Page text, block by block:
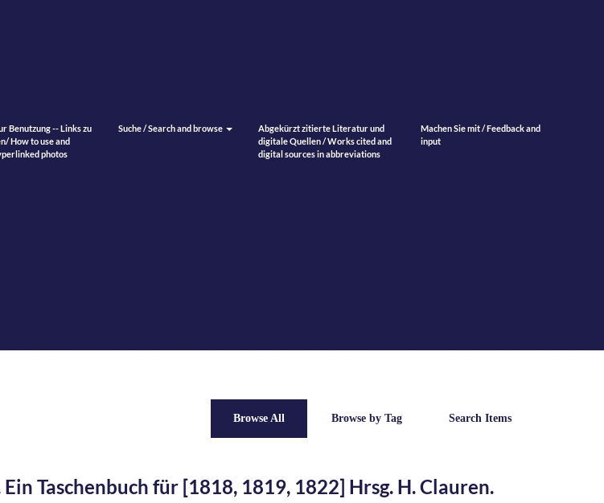
Benutzung -- Links zu
How to use and
photos
Suche / Search and browse
Abgekürzt zitierte Literatur und
digitale Quellen / Works cited and
digital sources in abbreviations
Machen Sie mit / Feedback and
input
Browse All Browse by Tag Search Items
Taschenbuch für [1818, 1819, 1822] Hrsg. H. Clauren.